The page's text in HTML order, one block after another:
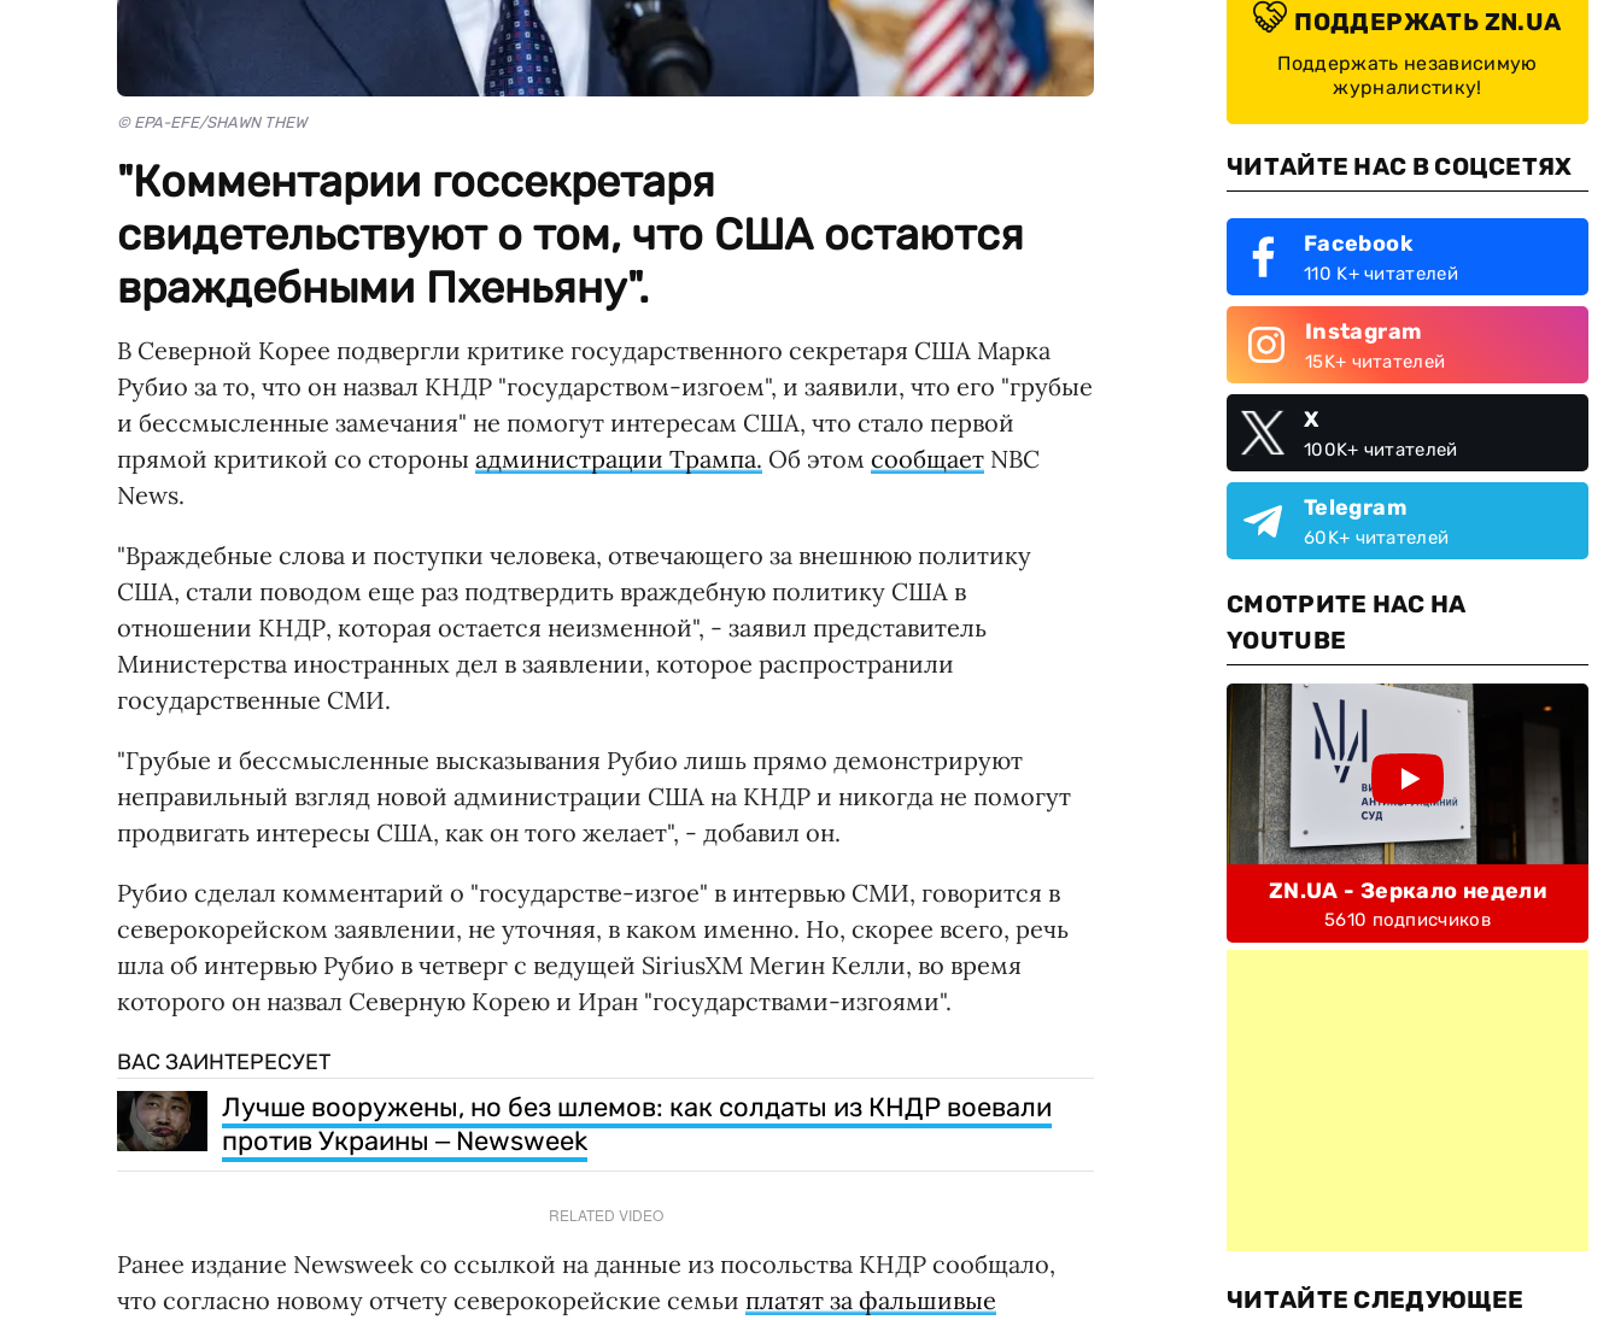
© EPA-EFE/SHAWN THEW
"Комментарии госсекретаря
свидетельствуют о том, что США остаются
враждебными Пхеньяну".
В Северной Корее подвергли критике государственного секретаря США Марка
Рубио за то, что он назвал КНДР "государством-изгоем", и заявили, что его "грубые
и бессмысленные замечания" не помогут интересам США, что стало первой
прямой критикой со стороны администрации Трампа. Об этом сообщает NBC
News.
"Враждебные слова и поступки человека, отвечающего за внешнюю политику
США, стали поводом еще раз подтвердить враждебную политику США в
отношении КНДР, которая остается неизменной", - заявил представитель
Министерства иностранных дел в заявлении, которое распространили
государственные СМИ.
"Грубые и бессмысленные высказывания Рубио лишь прямо демонстрируют
неправильный взгляд новой администрации США на КНДР и никогда не помогут
продвигать интересы США, как он того желает", - добавил он.
Рубио сделал комментарий о "государстве-изгое" в интервью СМИ, говорится в
северокорейском заявлении, не уточняя, в каком именно. Но, скорее всего, речь
шла об интервью Рубио в четверг с ведущей SiriusXM Мегин Келли, во время
которого он назвал Северную Корею и Иран "государствами-изгоями".
ВАС ЗАИНТЕРЕСУЕТ
Лучше вооружены, но без шлемов: как солдаты из КНДР воевали
против Украины ‒ Newsweek
RELATED VIDEO
Ранее издание Newsweek со ссылкой на данные из посольства КНДР сообщало,
что согласно новому отчету северокорейские семьи платят за фальшивые
ПОДДЕРЖАТЬ ZN.UA
Поддержать независимую
журналистику!
ЧИТАЙТЕ НАС В СОЦСЕТЯХ
Facebook
110 K+ читателей
Instagram
15K+ читателей
X
100K+ читателей
Telegram
60K+ читателей
СМОТРИТЕ НАС НА
YOUTUBE
ZN.UA - Зеркало недели
5610 подписчиков
ЧИТАЙТЕ СЛЕДУЮЩЕЕ